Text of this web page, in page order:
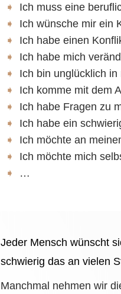
Ich muss eine
Ich wünsche mir ein
Ich habe einen
Ich habe mich
Ich bin unglücklich
Ich komme mit dem
Ich habe Fragen zu
Ich habe ein
Ich möchte an
Ich möchte mich
…
Jeder Mensch wünscht
schwierig das an vielen
Manchmal nehmen wir